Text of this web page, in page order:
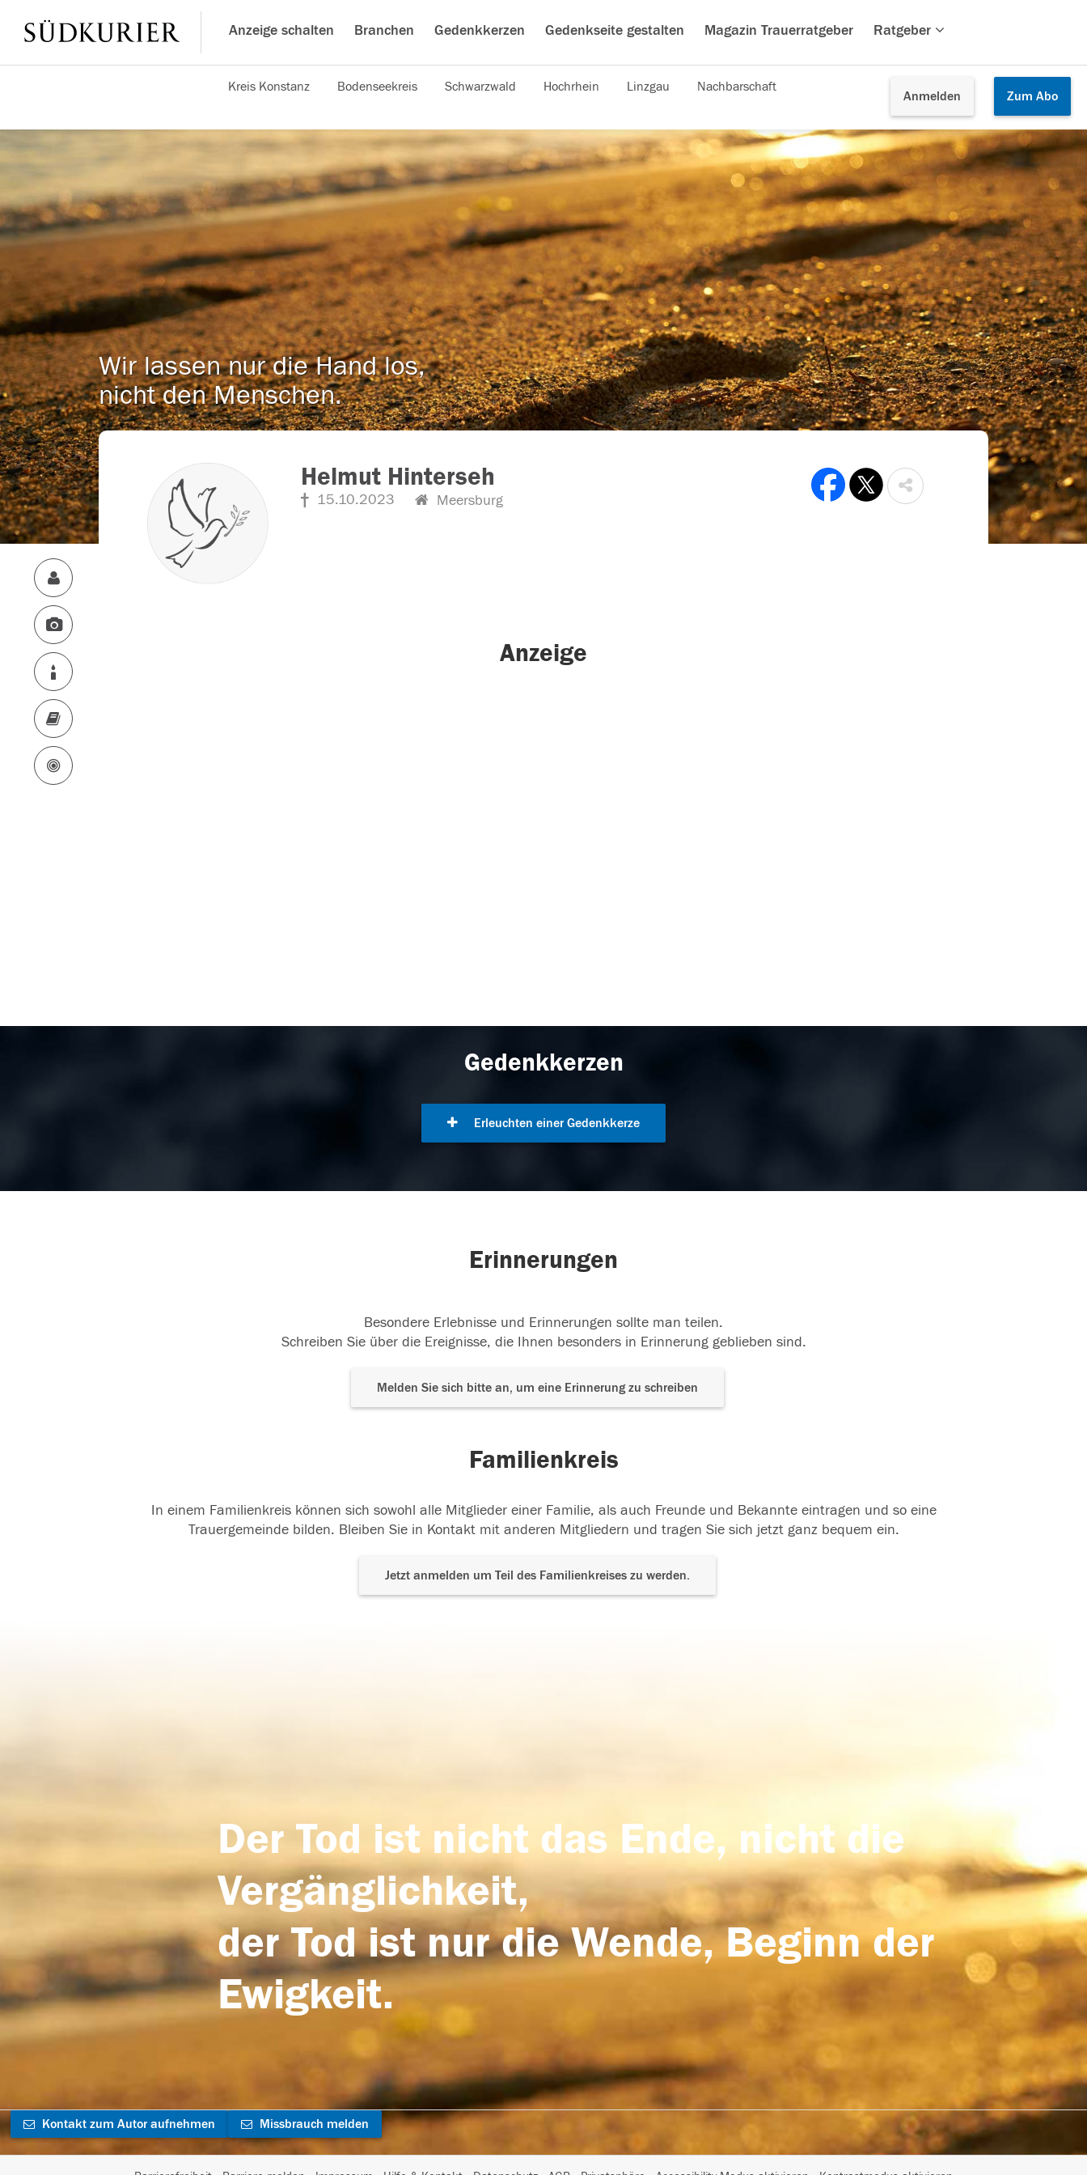
Anzeige schalten Branchen Gedenkkerzen Gedenkseite gestalten Magazin Trauerratgeber Ratgeber
Anmelden Zum Abo
Kreis Konstanz Bodenseekreis Schwarzwald Hochrhein Linzgau Nachbarschaft
Wir lassen nur die Hand los,
nicht den Menschen.
Helmut Hinterseh
15.10.2023 Meersburg
Anzeige
Gedenkkerzen
Erleuchten einer Gedenkkerze
Erinnerungen
Besondere Erlebnisse und Erinnerungen sollte man teilen.
Schreiben Sie über die Ereignisse, die Ihnen besonders in Erinnerung geblieben sind.
Melden Sie sich bitte an, um eine Erinnerung zu schreiben
Familienkreis
In einem Familienkreis können sich sowohl alle Mitglieder einer Familie, als auch Freunde und Bekannte eintragen und so eine
Trauergemeinde bilden. Bleiben Sie in Kontakt mit anderen Mitgliedern und tragen Sie sich jetzt ganz bequem ein.
Jetzt anmelden um Teil des Familienkreises zu werden.
Der Tod ist nicht das Ende, nicht die
Vergänglichkeit,
der Tod ist nur die Wende, Beginn der
Ewigkeit.
Kontakt zum Autor aufnehmen Missbrauch melden